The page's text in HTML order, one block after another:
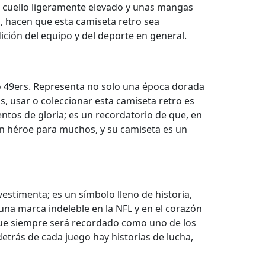
ligeramente elevado y unas mangas
que esta camiseta retro sea
del equipo y del deporte en general.
Representa no solo una época dorada
usar o coleccionar esta camiseta retro es
de gloria; es un recordatorio de que, en
héroe para muchos, y su camiseta es un
es un símbolo lleno de historia,
marca indeleble en la NFL y en el corazón
siempre será recordado como uno de los
de cada juego hay historias de lucha,